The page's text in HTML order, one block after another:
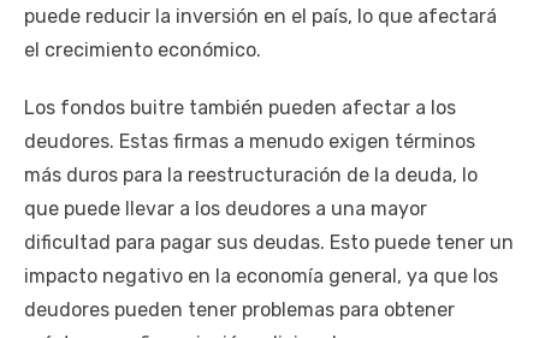
puede reducir la inversión en el país, lo que afectará
el crecimiento económico.
Los fondos buitre también pueden afectar a los
deudores. Estas firmas a menudo exigen términos
más duros para la reestructuración de la deuda, lo
que puede llevar a los deudores a una mayor
dificultad para pagar sus deudas. Esto puede tener un
impacto negativo en la economía general, ya que los
deudores pueden tener problemas para obtener